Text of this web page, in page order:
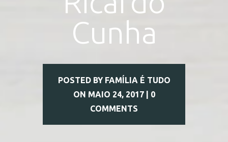
Cunha
POSTED BY FAMÍLIA É TUDO
ON MAIO 24, 2017 | 0
COMMENTS